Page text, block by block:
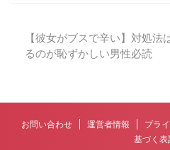
【彼女がブスで辛い】対処法
るのが恥ずかしい男性必読
お問い合わせ 運営者情報 プラ
基づく表